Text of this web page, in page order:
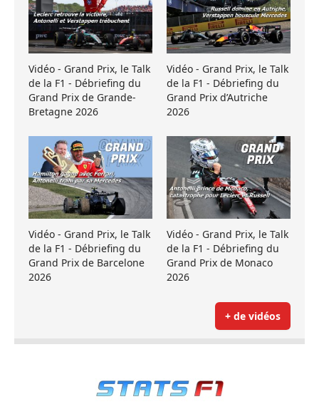
Vidéo - Grand Prix, le Talk
de la F1 - Débriefing du
Grand Prix de Grande-
Bretagne 2026
Vidéo - Grand Prix, le Talk
de la F1 - Débriefing du
Grand Prix d’Autriche
2026
Vidéo - Grand Prix, le Talk
de la F1 - Débriefing du
Grand Prix de Barcelone
2026
Vidéo - Grand Prix, le Talk
de la F1 - Débriefing du
Grand Prix de Monaco
2026
+ de vidéos